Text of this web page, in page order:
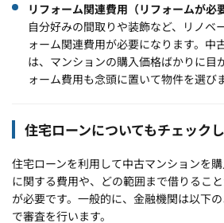
リフォーム関連費用（リフォームが必
自分好みの間取りや装飾など、リノベ
ォーム関連費用が必要になります。中
は、マンションの購入価格ばかりに目
ォーム費用も念頭に置いて物件を選び
住宅ローンについてもチェック
住宅ローンを利用して中古マンションを
に関する費用や、どの範囲まで借りるこ
が必要です。一般的に、金融機関は以下
で審査を行います。